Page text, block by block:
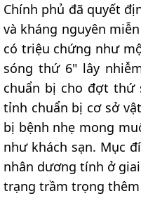
Chính phủ đã quyết
và kháng nguyên
có triệu chứng như
sóng thứ 6" lây
chuẩn bị cho đợt thứ
tỉnh chuẩn bị cơ sở
bị bệnh nhẹ mong
như khách sạn. Mục
nhân dương tính ở
trạng trầm trọng thêm